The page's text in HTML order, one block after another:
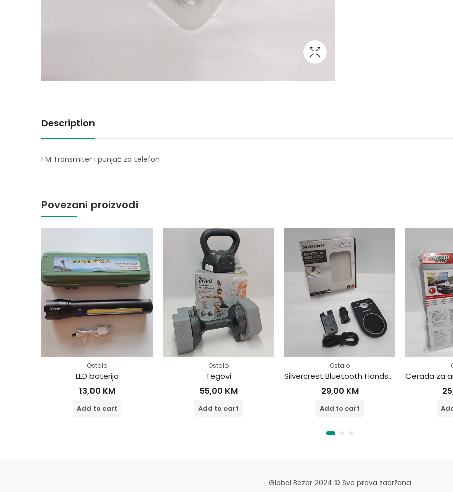
Description
FM Transmiter i punjač za telefon
Povezani proizvodi
Ostalo
LED baterija
13,00 KM
Add to cart
Ostalo
Tegovi
55,00 KM
Add to cart
Ostalo
Silvercrest Bluetooth Hands-Free komletan set za auto
29,00 KM
Add to cart
Global Bazar 2024 © Sva prava zadržana